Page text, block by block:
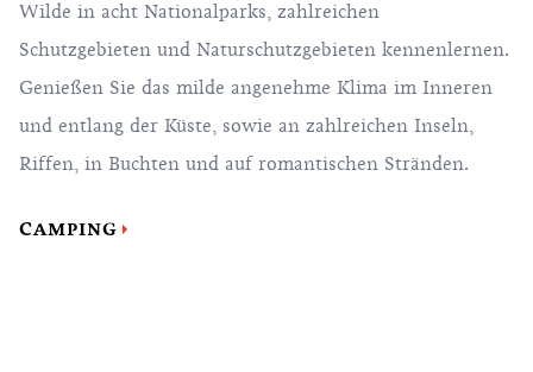
Wilde in acht Nationalparks, zahlreichen
Schutzgebieten und Naturschutzgebieten kennenlernen.
Genießen Sie das milde angenehme Klima im Inneren
und entlang der Küste, sowie an zahlreichen Inseln,
Riffen, in Buchten und auf romantischen Stränden.
CAMPING